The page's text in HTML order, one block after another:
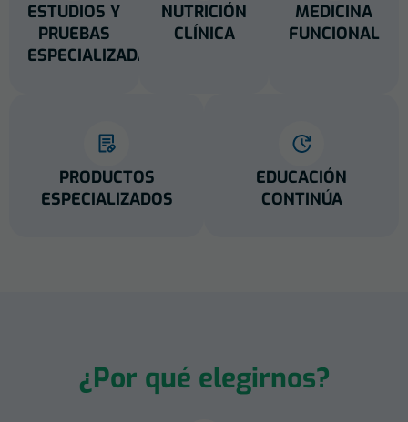
ESTUDIOS Y
PRUEBAS
ESPECIALIZADAS
NUTRICIÓN
CLÍNICA
MEDICINA
FUNCIONAL
PRODUCTOS
ESPECIALIZADOS
EDUCACIÓN
CONTINÚA
¿Por qué elegirnos?